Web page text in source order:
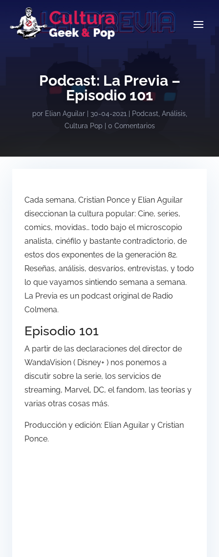
Podcast: La Previa –
Episodio 101
por Elian Aguilar| 30-04-2021 Podcast Análisis,
Cultura Pop
0 Comentarios
Cada semana, Cristian Ponce y Elian Aguilar
diseccionan la cultura popular: Cine, series,
comics, movidas… todo bajo el microscopio
analista, cinéfilo y bastante contradictorio, de
estos dos exponentes de la generación 82.
Reseñas, análisis, desvaríos, entrevistas, y todo
lo que vayamos sintiendo semana a semana.
La Previa es un podcast original de Radio
Colmena.
Episodio 101
A partir de las declaraciones del director de
WandaVision ( Disney+ ) nos ponemos a
discutir sobre la serie, los servicios de
streaming, Marvel, DC, el fandom, las teorías y
varias otras cosas más.
Producción y edición: Elian Aguilar y Cristian
Ponce.